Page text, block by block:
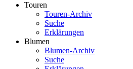
Touren
Touren-Archiv
Suche
Erklärungen
Blumen
Blumen-Archiv
Suche